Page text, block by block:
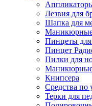
Лезвия для
Шапка для
Пинцеты для
Пинцет
Пилки для
Маникюрные
Книпсера
Средства по
Терки для